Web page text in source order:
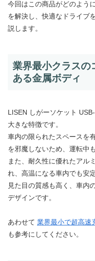
今回はこの商品がどのよう
を解決し、快適なドライブ
説します。
業界最小クラスの
ある金属ボディ
LISEN しがーソケット
大きな特徴です。
車内の限られたスペースを
を邪魔しないため、運転中
また、耐久性に優れたアル
れ、高温になる車内でも安
見た目の質感も高く、車内
デザインです。
あわせて 業界最小で超高速
も参考にしてください。